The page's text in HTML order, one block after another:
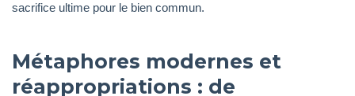
sacrifice ultime pour le bien commun.
Métaphores modernes et
réappropriations : de